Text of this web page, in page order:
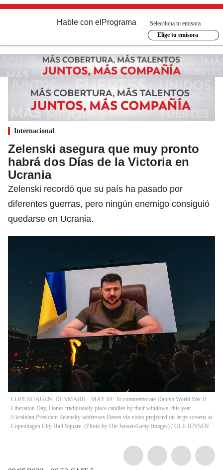
Hable con el Programa
Selecciona tu emisora
Elige tu emisora
Internacional
Zelenski asegura que muy pronto
habrá dos Días de la Victoria en
Ucrania
Zelenski recordó que su país ha pasado por
diferentes guerras, pero ningún enemigo consiguió
quedarse en Ucrania.
COPENHAGEN, DENMARK - MAY 04: To commemorate Danish World War II
Liberation Day, Danes traditionally place candles by their windows, this year
Ukrainian President Zelensky addresses Danes via video projected on large screens at
Copenhagen City Hall Square. (Photo by Ole Jensen/Getty Images) / OLE JENSEN